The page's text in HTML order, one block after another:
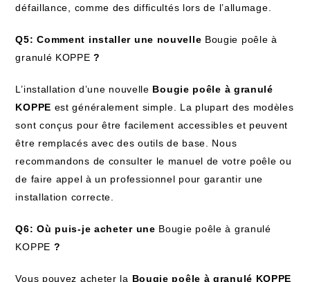
défaillance, comme des difficultés lors de l’allumage.
Q5: Comment installer une nouvelle Bougie poêle à
granulé KOPPE ?
L’installation d’une nouvelle Bougie poêle à granulé
KOPPE est généralement simple. La plupart des modèles
sont conçus pour être facilement accessibles et peuvent
être remplacés avec des outils de base. Nous
recommandons de consulter le manuel de votre poêle ou
de faire appel à un professionnel pour garantir une
installation correcte.
Q6: Où puis-je acheter une Bougie poêle à granulé
KOPPE ?
Vous pouvez acheter la Bougie poêle à granulé KOPPE